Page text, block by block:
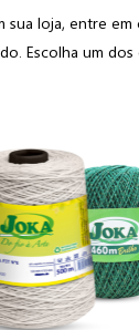
sua loja, entre
Escolha um dos